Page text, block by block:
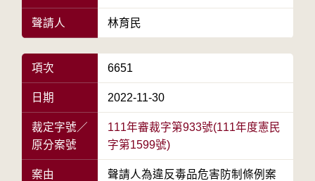
聲請人 林育民
項次 6651
日期 2022-11-30
裁定字號／
原分案號
111年審裁字第933號(111年度憲民
字第1599號)
案由
聲請人為違反毒品危害防制條例案